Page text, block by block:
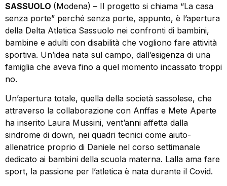
SASSUOLO (Modena) – Il progetto si chiama “La casa
senza porte” perché senza porte, appunto, è l’apertura
della Delta Atletica Sassuolo nei confronti di bambini,
bambine e adulti con disabilità che vogliono fare attività
sportiva. Un’idea nata sul campo, dall’esigenza di una
famiglia che aveva fino a quel momento incassato troppi
no.
Un’apertura totale, quella della società sassolese, che
attraverso la collaborazione con Anffas e Mete Aperte
ha inserito Laura Mussini, vent’anni affetta dalla
sindrome di down, nei quadri tecnici come aiuto-
allenatrice proprio di Daniele nel corso settimanale
dedicato ai bambini della scuola materna. Lalla ama fare
sport, la passione per l’atletica è nata durante il Covid.